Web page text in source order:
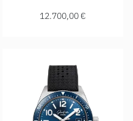
12.700,00 €